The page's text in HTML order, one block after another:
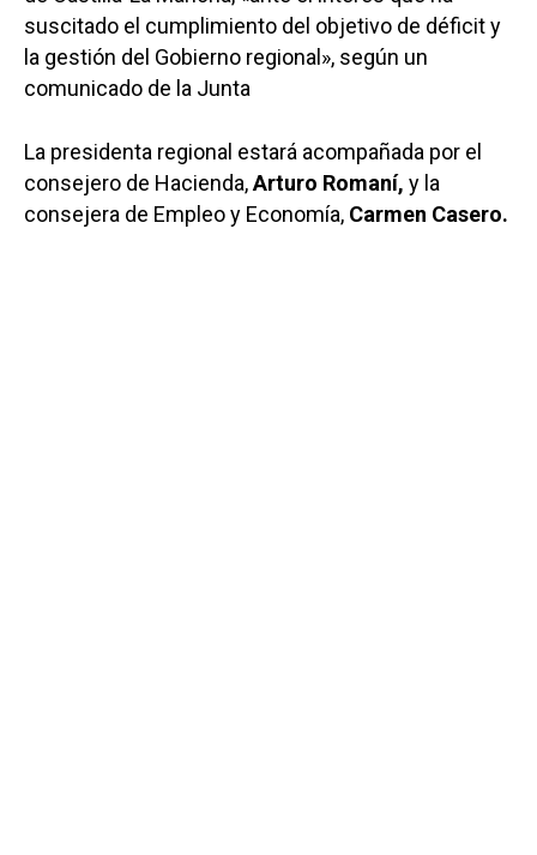
suscitado el cumplimiento del objetivo de déficit y
la gestión del Gobierno regional», según un
comunicado de la Junta
La presidenta regional estará acompañada por el
consejero de Hacienda,Arturo Romaní, y la
consejera de Empleo y Economía, Carmen Casero.